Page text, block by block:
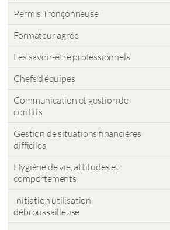
Permis Tronçonneuse
Formateur agrée
Les savoir-être professionnels
Chefs d’équipes
Communication et gestion de
conflits
Gestion de situations financières
difficiles
Hygiène de vie, attitudes et
comportements
Initiation utilisation
débroussailleuse